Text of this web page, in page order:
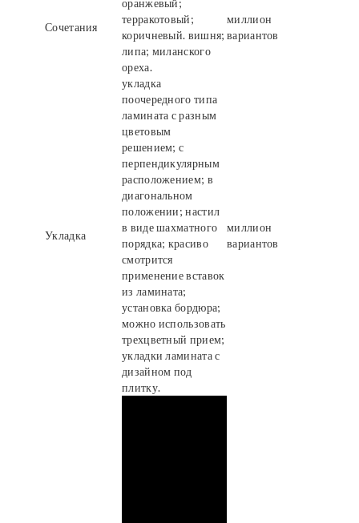
Сочетания
оранжевый;
терракотовый;
коричневый. вишня;
липа; миланского
ореха.
миллион
вариантов
Укладка
укладка
поочередного типа
ламината с разным
цветовым
решением; с
перпендикулярным
расположением; в
диагональном
положении; настил
в виде шахматного
порядка; красиво
смотрится
применение вставок
из ламината;
установка бордюра;
можно использовать
трехцветный прием;
укладки ламината с
дизайном под
плитку.
миллион
вариантов